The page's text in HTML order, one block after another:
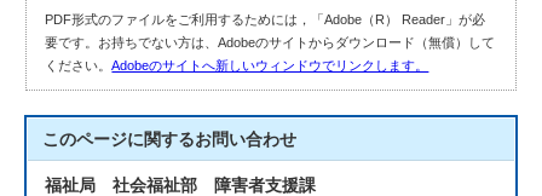
PDF形式のファイルをご利用するためには，「Adobe（R） Reader」が必
要です。お持ちでない方は、Adobeのサイトからダウンロード（無償）して
ください。Adobeのサイトへ新しいウィンドウでリンクします。
このページに関するお問い合わせ
福祉局 社会福祉部 障害者支援課